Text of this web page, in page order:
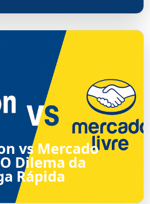
vs Mercado
Dilema da
Rápida